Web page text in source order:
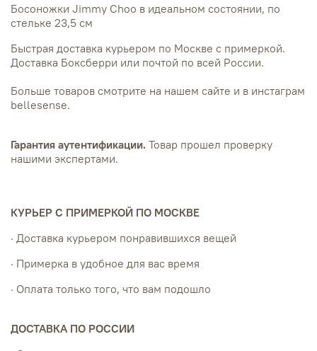
Босоножки Jimmy Choo в идеальном состоянии, по
стельке 23,5 см
Быстрая доставка курьером по Москве с примеркой.
Доставка Боксберри или почтой по всей России.
Больше товаров смотрите на нашем сайте и в инстаграм
bellesense.
Гарантия аутентификации. Товар прошел проверку
нашими экспертами.
КУРЬЕР С ПРИМЕРКОЙ ПО МОСКВЕ
· Доставка курьером понравившихся вещей
· Примерка в удобное для вас время
· Оплата только того, что вам подошло
ДОСТАВКА ПО РОССИИ